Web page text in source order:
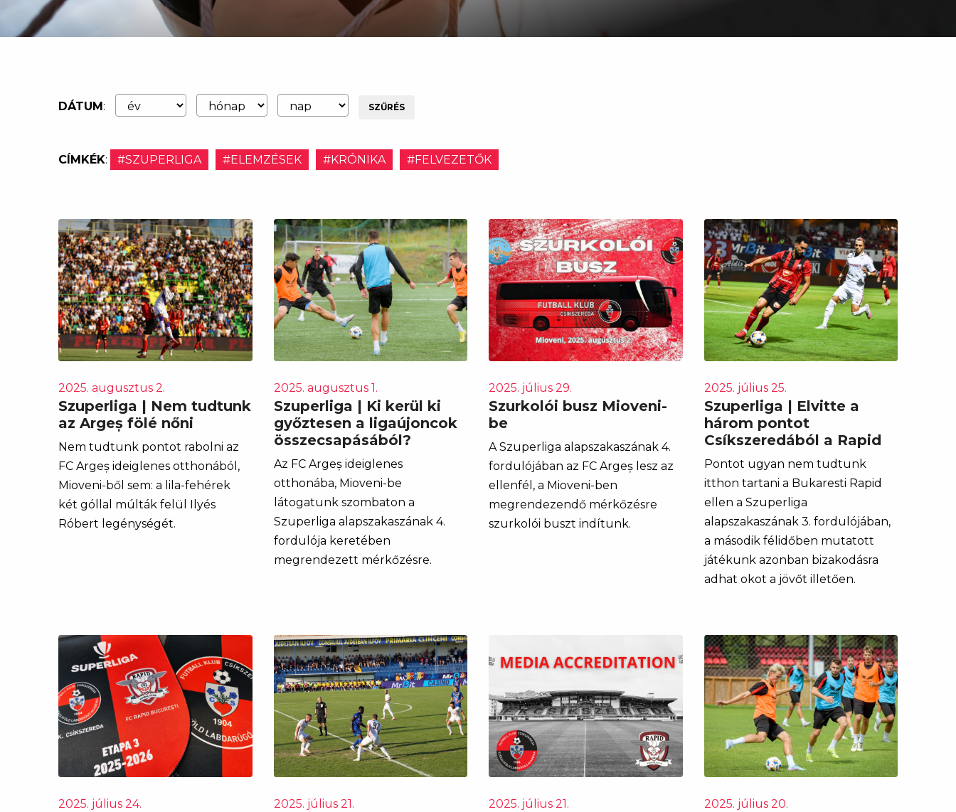
DÁTUM: SZŰRÉS
CÍMKÉK: #SZUPERLIGA #ELEMZÉSEK #KRÓNIKA #FELVEZETŐK
2025. augusztus 2.
Szuperliga | Nem tudtunk
az Argeș fölé nőni
Nem tudtunk pontot rabolni az
FC Argeș ideiglenes otthonából,
Mioveni-ből sem: a lila-fehérek
két góllal múlták felül Ilyés
Róbert legénységét.
2025. augusztus 1.
Szuperliga | Ki kerül ki
győztesen a ligaújoncok
összecsapásából?
Az FC Argeș ideiglenes
otthonába, Mioveni-be
látogatunk szombaton a
Szuperliga alapszakaszának 4.
fordulója keretében
megrendezett mérkőzésre.
2025. július 29.
Szurkolói busz Mioveni-
be
A Szuperliga alapszakaszának 4.
fordulójában az FC Argeș lesz az
ellenfél, a Mioveni-ben
megrendezendő mérkőzésre
szurkolói buszt indítunk.
2025. július 25.
Szuperliga | Elvitte a
három pontot
Csíkszeredából a Rapid
Pontot ugyan nem tudtunk
itthon tartani a Bukaresti Rapid
ellen a Szuperliga
alapszakaszának 3. fordulójában,
a második félidőben mutatott
játékunk azonban bizakodásra
adhat okot a jövőt illetően.
2025. július 24. 2025. július 21. 2025. július 21. 2025. július 20.